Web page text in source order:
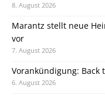
8. August 2026
Marantz stellt neue
vor
7. August 2026
Vorankündigung: Back
6. August 2026